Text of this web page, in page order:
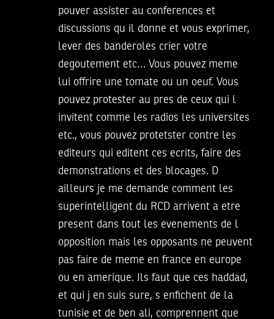
pouver assister au conferences et
discussions qu il donne et vous exprimer,
lever des banderoles crier votre
degoutement etc… Vous pouvez meme
lui offrire une tomate ou un oeuf. Vous
pouvez protester au pres de ceux qui l
invitent comme les radios les universites
etc., vous pouvez protetster contre les
editeurs qui editent ces ecrits, faire des
demonstrations et des blocages. D
ailleurs je me demande comment les
superintelligent du RCD arrivent a etre
present dans tout les evenements de l
opposition mais les opposants ne peuvent
pas faire de meme en france en europe
ou en amerique. Ils faut que ces haddad,
et qui j en suis sure, s enfichent de la
tunisie et de ben ali, comprennent que